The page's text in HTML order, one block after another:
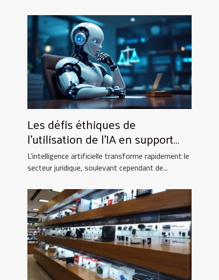
Les défis éthiques de
l'utilisation de l'IA en support
juridique
L’intelligence artificielle transforme rapidement le
secteur juridique, soulevant cependant de...